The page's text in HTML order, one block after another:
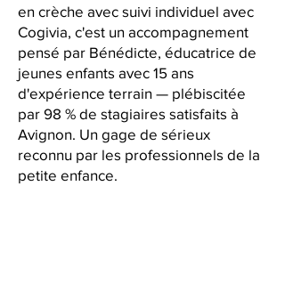
en crèche avec suivi individuel avec
Cogivia, c'est un accompagnement
pensé par Bénédicte, éducatrice de
jeunes enfants avec 15 ans
d'expérience terrain — plébiscitée
par 98 % de stagiaires satisfaits à
Avignon. Un gage de sérieux
reconnu par les professionnels de la
petite enfance.